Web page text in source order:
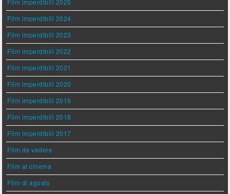
Film imperdibili 2025
Film imperdibili 2024
Film imperdibili 2023
Film imperdibili 2022
Film imperdibili 2021
Film imperdibili 2020
Film imperdibili 2019
Film imperdibili 2018
Film imperdibili 2017
Film da vedere
Film al cinema
Film di agosto